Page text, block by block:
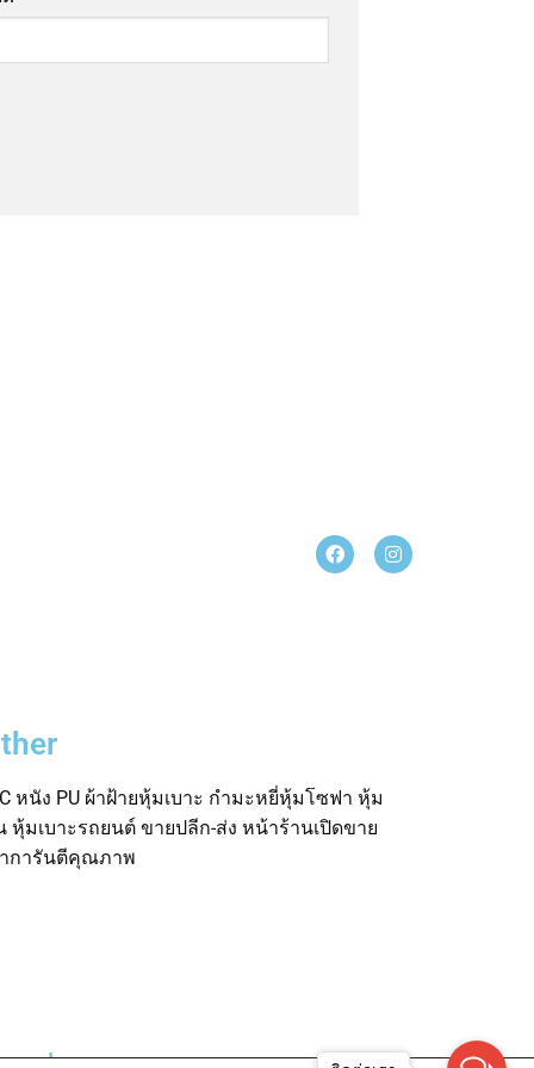
หนัง PU ผ้าฝ้ายหุ้มเบาะ กำมะหยี่หุ้มโซฟา หุ้ม
หุ้มเบาะรถยนต์ ขายปลีก-ส่ง หน้าร้านเปิดขาย
การันตีคุณภาพ